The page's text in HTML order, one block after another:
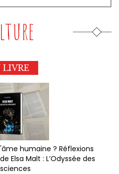
LIVRE
humaine ? Réflexions
Elsa Malt : L’Odyssée des